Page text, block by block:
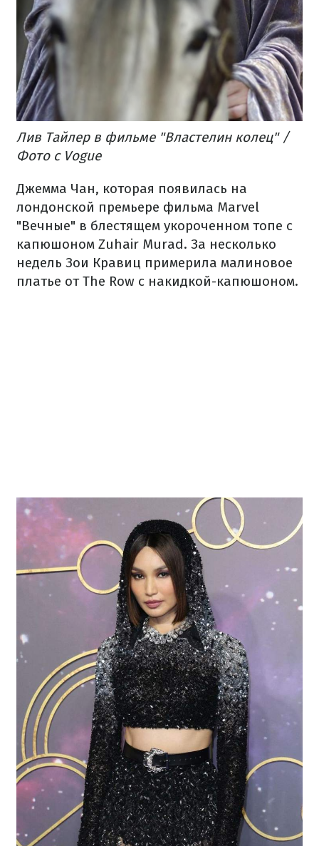
Лив Тайлер в фильме "Властелин колец" /
Фото с Vogue
Джемма Чан, которая появилась на
лондонской премьере фильма Marvel
"Вечные" в блестящем укороченном топе с
капюшоном Zuhair Murad. За несколько
недель Зои Кравиц примерила малиновое
платье от The Row с накидкой-капюшоном.